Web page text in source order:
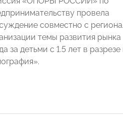
провела
совместно с
темы развития рынка
за детьми с 1.5 лет в разрезе